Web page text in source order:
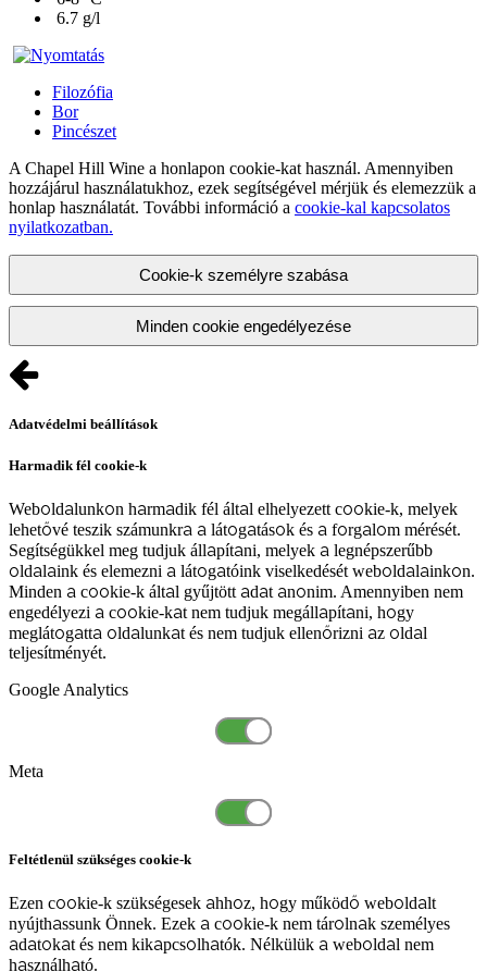
6.7 g/l
Filozófia
Bor
Pincészet
A Chapel Hill Wine a honlapon cookie-kat használ. Amennyiben
hozzájárul használatukhoz, ezek segítségével mérjük és elemezzük a
honlap használatát. További információ a cookie-kal kapcsolatos
nyilatkozatban.
Cookie-k személyre szabása
Minden cookie engedélyezése
Adatvédelmi beállítások
Harmadik fél cookie-k
Weboldalunkon harmadik fél által elhelyezett cookie-k, melyek
lehetővé teszik számunkra a látogatások és a forgalom mérését.
Segítségükkel meg tudjuk állapítani, melyek a legnépszerűbb
oldalaink és elemezni a látogatóink viselkedését weboldalainkon.
Minden a cookie-k által gyűjtött adat anonim. Amennyiben nem
engedélyezi a cookie-kat nem tudjuk megállapítani, hogy
meglátogatta oldalunkat és nem tudjuk ellenőrizni az oldal
teljesítményét.
Google Analytics
Meta
Feltétlenül szükséges cookie-k
Ezen cookie-k szükségesek ahhoz, hogy működő weboldalt
nyújthassunk Önnek. Ezek a cookie-k nem tárolnak személyes
adatokat és nem kikapcsolhatók. Nélkülük a weboldal nem
használható.